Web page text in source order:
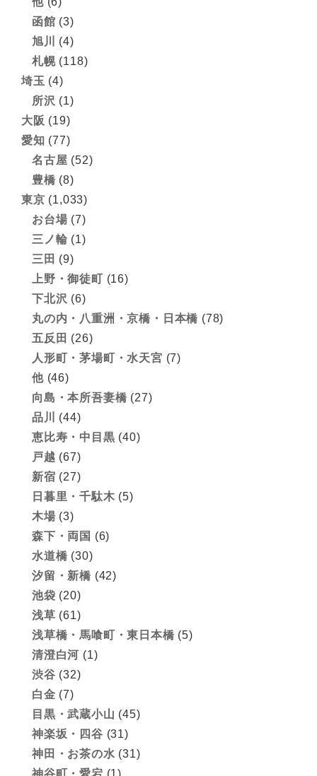
函館 (3)
旭川
(4)
札幌(118)
埼玉 (4)
所沢 (1)
大阪 (19)
愛知 (77)
名古屋 (52)
豊橋 (8)
東京 (1,033)
お台場 (7)
三ノ輪 (1)
三田 (9)
上野・御徒町 (16)
下北沢 (6)
丸の内・八重洲・京橋・日本橋 (78)
五反田 (26)
人形町・茅場町・水天宮 (7)
他(46)
向島・本所吾妻橋 (27)
品川
(44)
恵比寿・中目黒 (40)
戸越 (67)
新宿 (27)
日暮里・千駄木 (5)
木場 (3)
森下・両国 (6)
水道橋 (30)
汐留・新橋 (42)
池袋 (20)
浅草 (61)
浅草橋・馬喰町・東日本橋 (5)
清澄白河 (1)
渋谷 (32)
白金 (7)
目黒・武蔵小山 (45)
神楽坂・四谷 (31)
神田・お茶の水 (31)
神谷町・愛宕 (1)